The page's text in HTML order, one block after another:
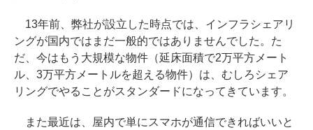
13年前、弊社が設立した時点では、インフラシェアリ
ングが国内ではまだ一般的ではありませんでした。た
だ、今はもう大規模な物件（延床面積で2万平方メート
ル、3万平方メートルを超える物件）は、むしろシェア
リングでやることがスタンダードになってきています。
また最近は、屋内で単にスマホが通信できればいいと